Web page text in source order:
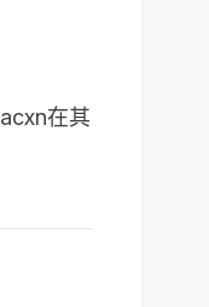
在其